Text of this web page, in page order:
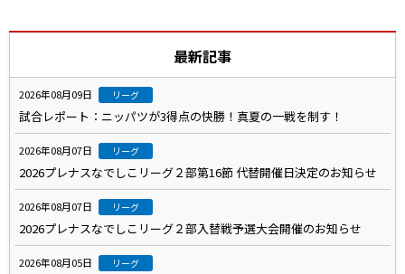
最新記事
2026年08月09日 リーグ
試合レポート：ニッパツが3得点の快勝！真夏の一戦を制す！
2026年08月07日 リーグ
2026プレナスなでしこリーグ２部第16節 代替開催日決定のお知らせ
2026年08月07日 リーグ
2026プレナスなでしこリーグ２部入替戦予選大会開催のお知らせ
2026年08月05日 リーグ